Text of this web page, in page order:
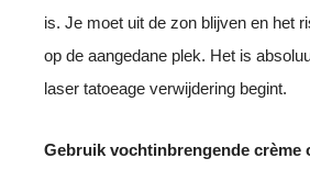
is. Je moet uit de zon blijven en het
op de aangedane plek. Het is
laser tatoeage verwijdering begint.
Gebruik vochtinbrengende crème